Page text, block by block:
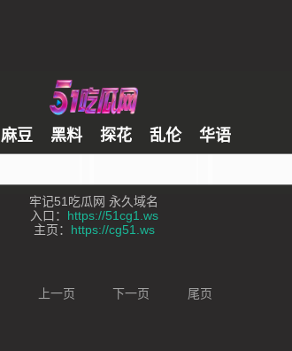
麻豆 黑料 探花 乱伦 华语
牢记51吃瓜网 永久域名
入口： https://51cg1.ws
主页： https://cg51.ws
上一页 下一页 尾页